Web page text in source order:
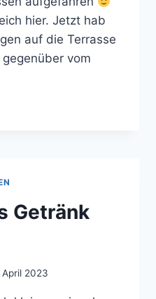
hier. Jetzt hab
auf die Terrasse
vom
Getränk
April 2023